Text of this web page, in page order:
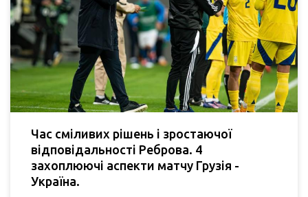
Час сміливих рішень і зростаючої
відповідальності Реброва. 4
захоплюючі аспекти матчу Грузія -
Україна.